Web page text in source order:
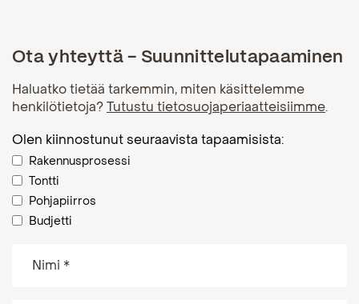
Ota yhteyttä - Suunnittelutapaaminen
Haluatko tietää tarkemmin, miten käsittelemme
henkilötietoja?Tutustu tietosuojaperiaatteisiimme.
Olen kiinnostunut seuraavista tapaamisista:
Rakennusprosessi
Tontti
Pohjapiirros
Budjetti